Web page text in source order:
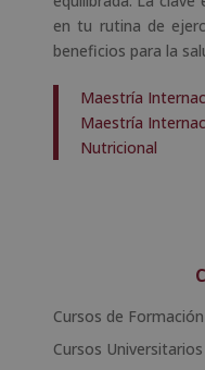
en tu rutina de
beneficios para la
Maestría
Maestría
Nutricional
Cursos de Formación
Cursos Universitarios